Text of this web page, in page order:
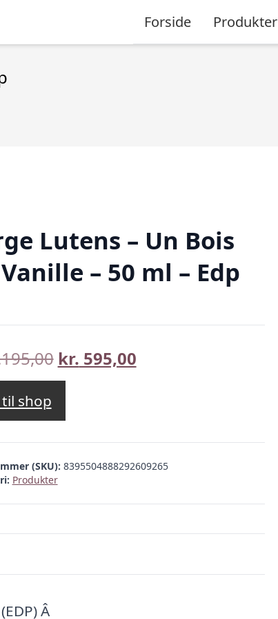
Forside Produkter
Lutens – Un Bois
– 50 ml – Edp
Den
oprindelige
var:
kr. 1.195,00.
kr. 595,00Den
kr. 595,00.
til shop
(SKU): 8395504888292609265
Produkter
Â